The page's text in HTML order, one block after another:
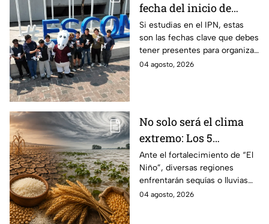
fecha del inicio de
clases y vacaciones y
días sin actividades
Si estudias en el IPN, estas
son las fechas clave que debes
tener presentes para organizar
el semestre y no perder
04 agosto, 2026
No solo será el clima
extremo: Los 5
alimentos que podrían
subir de precio por “El
Niño”
Ante el fortalecimiento de “El
Niño”, diversas regiones
enfrentarán sequías o lluvias
extremas, afectando la
04 agosto, 2026